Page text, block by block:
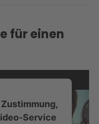
für einen
Service